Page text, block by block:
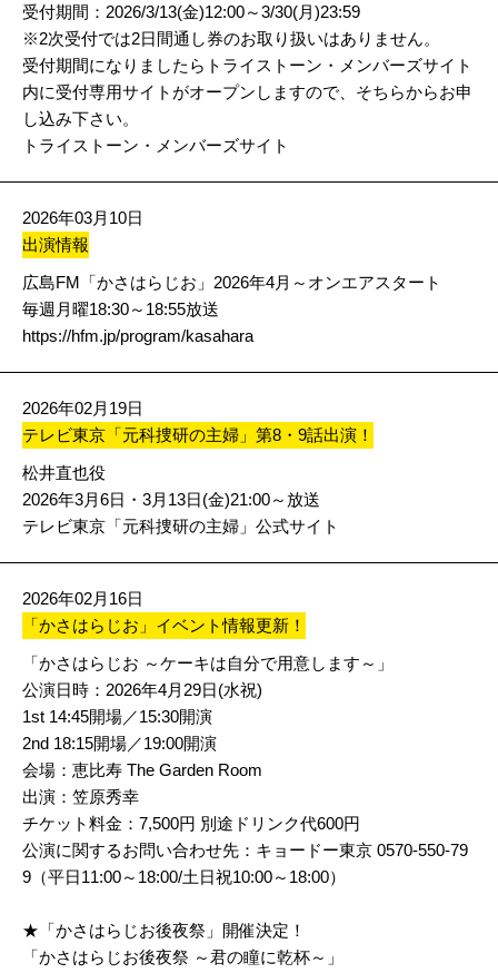
受付期間：2026/3/13(金)12:00～3/30(月)23:59
※2次受付では2日間通し券のお取り扱いはありません。
受付期間になりましたらトライストーン・メンバーズサイト
内に受付専用サイトがオープンしますので、そちらからお申
し込み下さい。
トライストーン・メンバーズサイト
2026年03月10日
出演情報
広島FM「かさはらじお」2026年4月～オンエアスタート
毎週月曜18:30～18:55放送
https://hfm.jp/program/kasahara
2026年02月19日
テレビ東京「元科捜研の主婦」第8・9話出演！
松井直也役
2026年3月6日・3月13日(金)21:00～放送
テレビ東京「元科捜研の主婦」公式サイト
2026年02月16日
「かさはらじお」イベント情報更新！
「かさはらじお ～ケーキは自分で用意します～」
公演日時：2026年4月29日(水祝)
1st 14:45開場／15:30開演
2nd 18:15開場／19:00開演
会場：恵比寿 The Garden Room
出演：笠原秀幸
チケット料金：7,500円 別途ドリンク代600円
公演に関するお問い合わせ先：キョードー東京 0570-550-79
9（平日11:00～18:00/土日祝10:00～18:00）
★「かさはらじお後夜祭」開催決定！
「かさはらじお後夜祭 ～君の瞳に乾杯～」